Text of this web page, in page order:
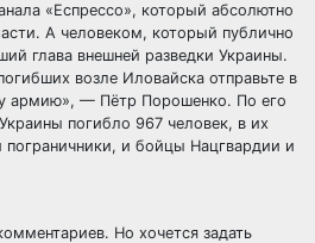
«Еспрессо», который абсолютно
А человеком, который публично
глава внешней разведки Украины.
возле Иловайска отправьте в
армию», — Пётр Порошенко. По его
погибло 967 человек, в их
пограничники, и бойцы Нацгвардии и
Но хочется задать